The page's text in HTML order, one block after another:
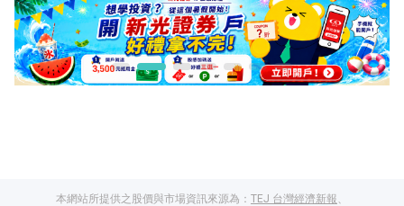
本網站所提供之股價與市場資訊來源為： TEJ 台灣經濟新報、